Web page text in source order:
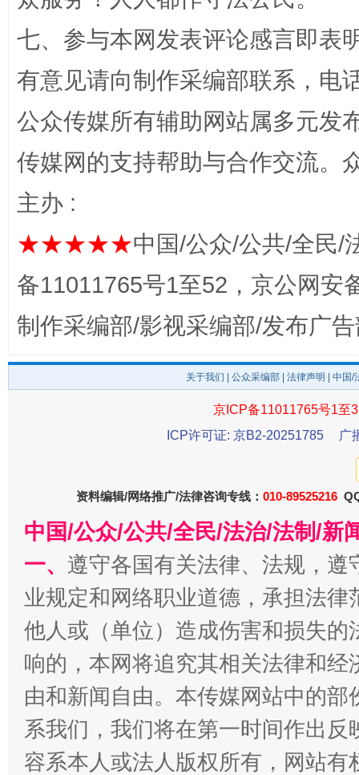
完善运行机制助力责任有效落实 一纸欠
千年窑火 生生不息 一
七、参与本网发表评论感言即表
有意见请向制作采编部联系，电
公众传媒所有辅助网站属多元发
传媒网的支持帮助与合作交流。
主办 :
★★★★★中国/公众/公共/全民/
备11011765号1至52，京公网安
制作采编部/影视采编部/发布广
关于我们 公众采编部 法律声明 | 中国
京ICP备11011765号1至
ICP许可证: 京B2-20251785
广
资料编辑/网络推广/法律咨询专线： 010-89525216
中国/公众/公共/全民/法治/法制/新
一、 遵守各国有关法律、法规，
业规定和网络职业道德，承担法
他人或（单位）造成伤害和损失
响的，本网将追究其相关法律和
由和新闻自由。本传媒网站中的
系我们，我们将在第一时间作出
容系本人或法人版权所有，网站